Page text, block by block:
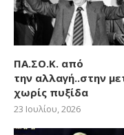
ΠΑ.ΣΟ.Κ. από
την αλλαγή..στην
χωρίς πυξίδα
23 Ιουλίου, 2026